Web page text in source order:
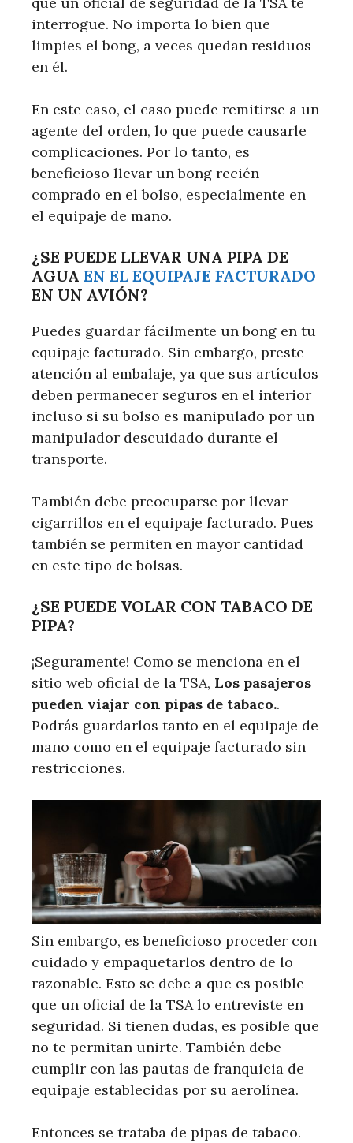
interrogue. No importa lo bien que
limpies el bong, a veces quedan residuos
en él.
En este caso, el caso puede remitirse a un
agente del orden, lo que puede causarle
complicaciones. Por lo tanto, es
beneficioso llevar un bong recién
comprado en el bolso, especialmente en
el equipaje de mano.
¿SE PUEDE LLEVAR UNA PIPA DE
AGUA EN EL EQUIPAJE FACTURADO
EN UN AVIÓN?
Puedes guardar fácilmente un bong en tu
equipaje facturado. Sin embargo, preste
atención al embalaje, ya que sus artículos
deben permanecer seguros en el interior
incluso si su bolso es manipulado por un
manipulador descuidado durante el
transporte.
También debe preocuparse por llevar
cigarrillos en el equipaje facturado. Pues
también se permiten en mayor cantidad
en este tipo de bolsas.
¿SE PUEDE VOLAR CON TABACO DE
PIPA?
¡Seguramente! Como se menciona en el
sitio web oficial de la TSA, Los pasajeros
pueden viajar con pipas de tabaco..
Podrás guardarlos tanto en el equipaje de
mano como en el equipaje facturado sin
restricciones.
Sin embargo, es beneficioso proceder con
cuidado y empaquetarlos dentro de lo
razonable. Esto se debe a que es posible
que un oficial de la TSA lo entreviste en
seguridad. Si tienen dudas, es posible que
no te permitan unirte. También debe
cumplir con las pautas de franquicia de
equipaje establecidas por su aerolínea.
Entonces se trataba de pipas de tabaco.